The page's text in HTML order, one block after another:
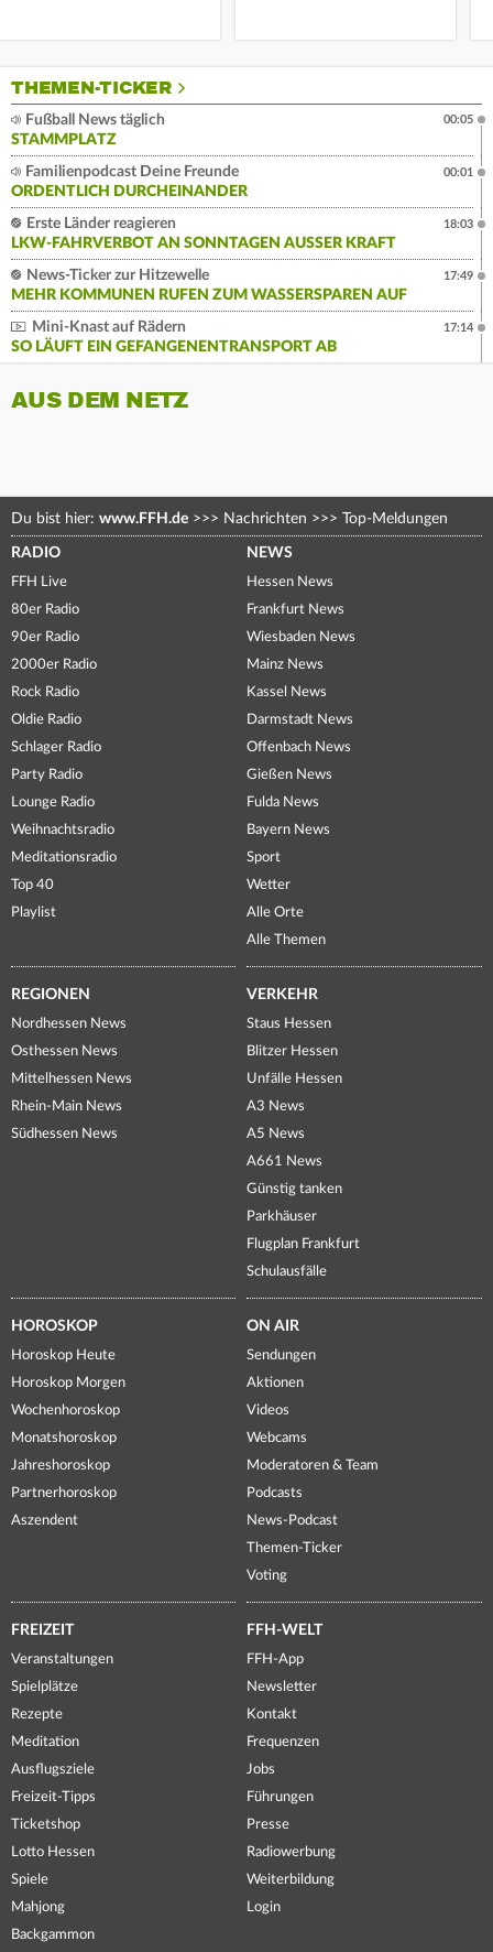
THEMEN-TICKER
Fußball News täglich
STAMMPLATZ
00:05
Familienpodcast Deine Freunde
ORDENTLICH DURCHEINANDER
00:01
Erste Länder reagieren
LKW-FAHRVERBOT AN SONNTAGEN AUSSER KRAFT
18:03
News-Ticker zur Hitzewelle
MEHR KOMMUNEN RUFEN ZUM WASSERSPAREN AUF
17:49
Mini-Knast auf Rädern
SO LÄUFT EIN GEFANGENENTRANSPORT AB
17:14
AUS DEM NETZ
Du bist hier: www.FFH.de >>> Nachrichten >>> Top-Meldungen
RADIO
FFH Live
80er Radio
90er Radio
2000er Radio
Rock Radio
Oldie Radio
Schlager Radio
Party Radio
Lounge Radio
Weihnachtsradio
Meditationsradio
Top 40
Playlist
NEWS
Hessen News
Frankfurt News
Wiesbaden News
Mainz News
Kassel News
Darmstadt News
Offenbach News
Gießen News
Fulda News
Bayern News
Sport
Wetter
Alle Orte
Alle Themen
REGIONEN
Nordhessen News
Osthessen News
Mittelhessen News
Rhein-Main News
Südhessen News
VERKEHR
Staus Hessen
Blitzer Hessen
Unfälle Hessen
A3 News
A5 News
A661 News
Günstig tanken
Parkhäuser
Flugplan Frankfurt
Schulausfälle
HOROSKOP
Horoskop Heute
Horoskop Morgen
Wochenhoroskop
Monatshoroskop
Jahreshoroskop
Partnerhoroskop
Aszendent
ON AIR
Sendungen
Aktionen
Videos
Webcams
Moderatoren & Team
Podcasts
News-Podcast
Themen-Ticker
Voting
FREIZEIT
Veranstaltungen
Spielplätze
Rezepte
Meditation
Ausflugsziele
Freizeit-Tipps
Ticketshop
Lotto Hessen
Spiele
Mahjong
Backgammon
FFH-WELT
FFH-App
Newsletter
Kontakt
Frequenzen
Jobs
Führungen
Presse
Radiowerbung
Weiterbildung
Login